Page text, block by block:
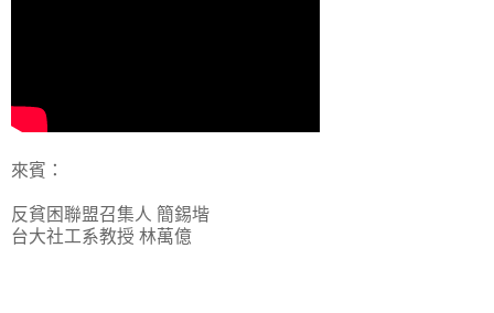
來賓：
反貧困聯盟召集人 簡錫堦
台大社工系教授 林萬億